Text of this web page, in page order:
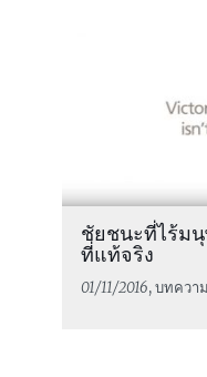
ชัยชนะที่ไร้ม
ที่แท้จริง
01/11/2016, บทควา